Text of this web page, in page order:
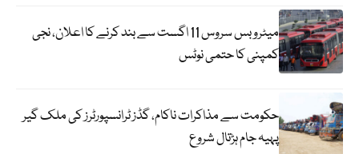
میٹرو بس سروس 11 اگست سے بند کرنے کا اعلان، نجی
کمپنی کا حتمی نوٹس
حکومت سے مذاکرات ناکام، گڈز ٹرانسپورٹرز کی ملک گیر
پہیہ جام ہڑتال شروع